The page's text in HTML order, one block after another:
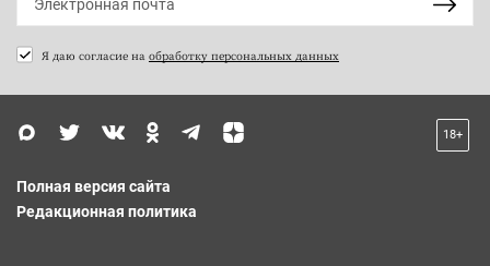
Я даю согласие на обработку персональных данных
18+
Полная версия сайта
Редакционная политика